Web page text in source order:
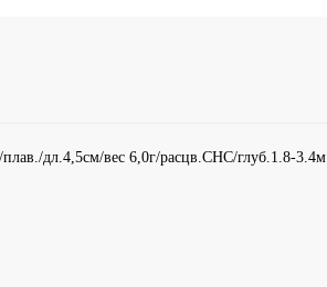
дл.4,5см/вес 6,0г/расцв.CHC/глуб.1.8-3.4м